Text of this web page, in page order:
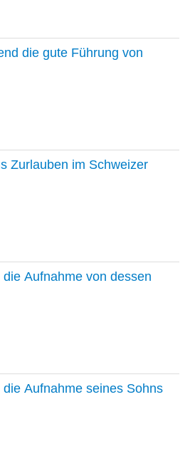
die gute Führung von
Zurlauben im Schweizer
Aufnahme von dessen
Aufnahme seines Sohns